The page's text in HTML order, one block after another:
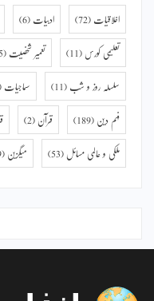
اخلاقیات (72) ادبیات (6)
تعلیمی کورس (11) تعمیر شخصیت (115)
سلسلہ روز و شب (11) سماجیات
فہم دین (189) قرآن (2)
ملکی و عالمی مسائل (53) میگزین (159)